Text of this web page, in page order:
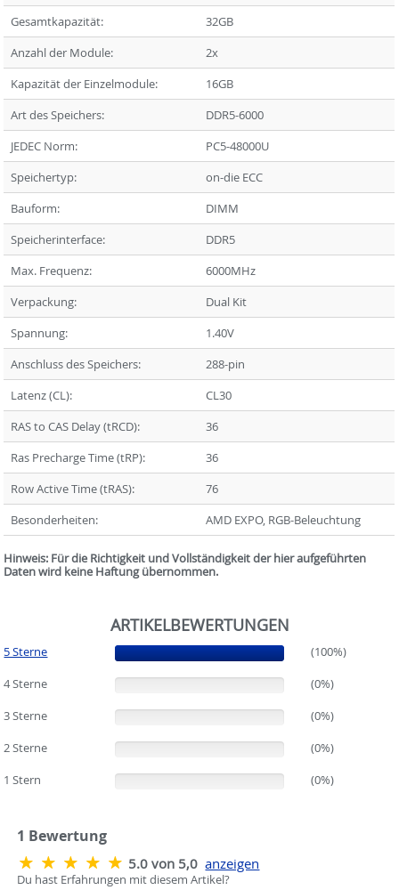
Gesamtkapazität:
32GB
Anzahl der Module:
2x
Kapazität der Einzelmodule:
16GB
Art des Speichers:
DDR5-6000
JEDEC Norm:
PC5-48000U
Speichertyp:
on-die ECC
Bauform:
DIMM
Speicherinterface:
DDR5
Max. Frequenz:
6000MHz
Verpackung:
Dual Kit
Spannung:
1.40V
Anschluss des Speichers:
288-pin
Latenz (CL):
CL30
RAS to CAS Delay (tRCD):
36
Ras Precharge Time (tRP):
36
Row Active Time (tRAS):
76
Besonderheiten:
AMD EXPO, RGB-Beleuchtung
Hinweis: Für die Richtigkeit und Vollständigkeit der hier aufgeführten
Daten wird keine Haftung übernommen.
ARTIKELBEWERTUNGEN
5 Sterne (100%)
(100%)
4 Sterne
(0%)
3 Sterne
(0%)
2 Sterne
(0%)
1 Stern
(0%)
1 Bewertung
5.0 von 5,0 anzeigen
Du hast Erfahrungen mit diesem Artikel?